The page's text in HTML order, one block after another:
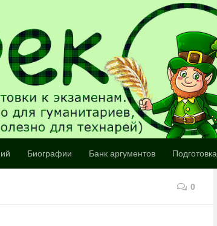
Биографии Банк аргументов Подготовка
0